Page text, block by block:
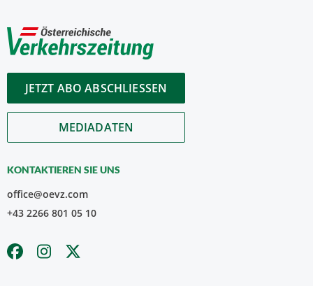
JETZT ABO ABSCHLIESSEN
MEDIADATEN
KONTAKTIEREN SIE UNS
office@oevz.com
+43 2266 801 05 10